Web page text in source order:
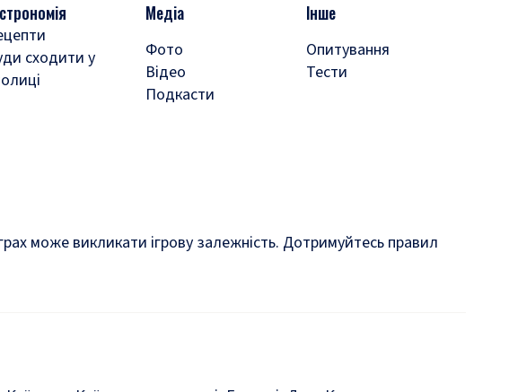
сходити у
Медіа
Фото
Відео
Подкасти
Інше
Опитування
Тести
може викликати ігрову залежність. Дотримуйтесь правил